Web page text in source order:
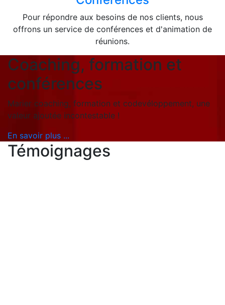
Pour répondre aux besoins de nos clients, nous
offrons un service de conférences et d'animation de
réunions.
Coaching, formation et
conférences
Marier coaching, formation et codevéloppement, une
valeur ajoutée incontestable !
En savoir plus ...
Témoignages